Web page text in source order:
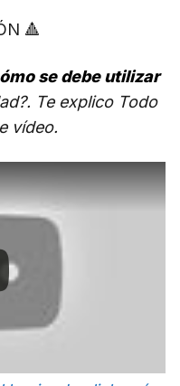
🔺
se debe utilizar
Te explico Todo
vídeo.